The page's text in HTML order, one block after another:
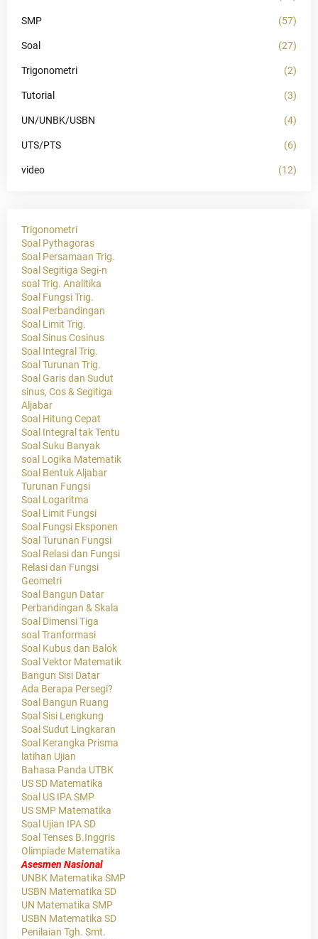
SMP (57)
Soal (27)
Trigonometri (2)
Tutorial (3)
UN/UNBK/USBN (4)
UTS/PTS (6)
video (12)
Trigonometri
Soal Pythagoras
Soal Persamaan Trig.
Soal Segitiga Segi-n
soal Trig. Analitika
Soal Fungsi Trig.
Soal Perbandingan
Soal Limit Trig.
Soal Sinus Cosinus
Soal Integral Trig.
Soal Turunan Trig.
Soal Garis dan Sudut
sinus, Cos & Segitiga
Aljabar
Soal Hitung Cepat
Soal Integral tak Tentu
Soal Suku Banyak
soal Logika Matematik
Soal Bentuk Aljabar
Turunan Fungsi
Soal Logaritma
Soal Limit Fungsi
Soal Fungsi Eksponen
Soal Turunan Fungsi
Soal Relasi dan Fungsi
Relasi dan Fungsi
Geometri
Soal Bangun Datar
Perbandingan & Skala
Soal Dimensi Tiga
soal Tranformasi
Soal Kubus dan Balok
Soal Vektor Matematik
Bangun Sisi Datar
Ada Berapa Persegi?
Soal Bangun Ruang
Soal Sisi Lengkung
Soal Sudut Lingkaran
Soal Kerangka Prisma
latihan Ujian
Bahasa Panda UTBK
US SD Matematika
Soal US IPA SMP
US SMP Matematika
Soal Ujian IPA SD
Soal Tenses B.Inggris
Olimpiade Matematika
Asesmen Nasional
UNBK Matematika SMP
USBN Matematika SD
UN Matematika SMP
USBN Matematika SD
Penilaian Tgh. Smt.